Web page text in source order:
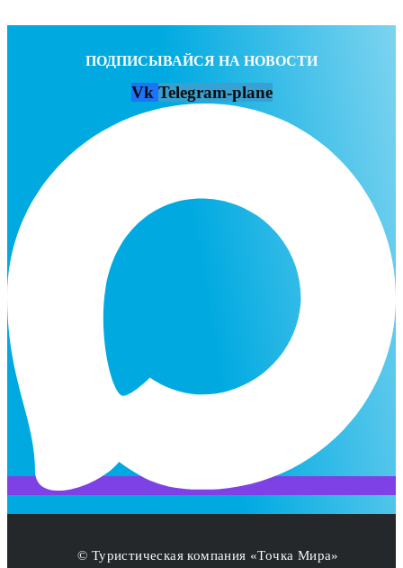
ПОДПИСЫВАЙСЯ НА НОВОСТИ
Vk Telegram-plane
© Туристическая компания «Точка Мира»